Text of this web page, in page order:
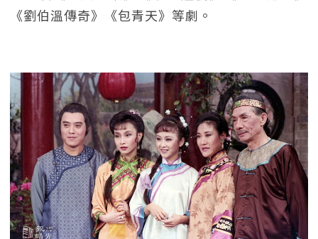
《劉伯溫傳奇》《包青天》等劇。